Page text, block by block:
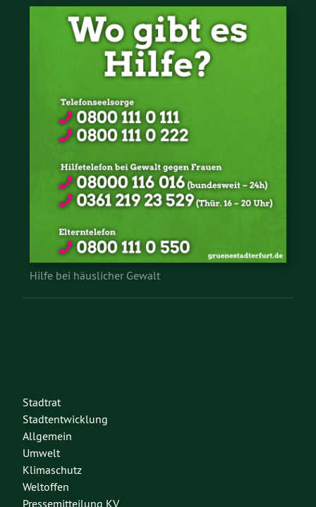
Hilfe bei häuslicher Gewalt
Stadtrat
Stadtentwicklung
Allgemein
Umwelt
Klimaschutz
Weltoffen
Pressemitteilung KV